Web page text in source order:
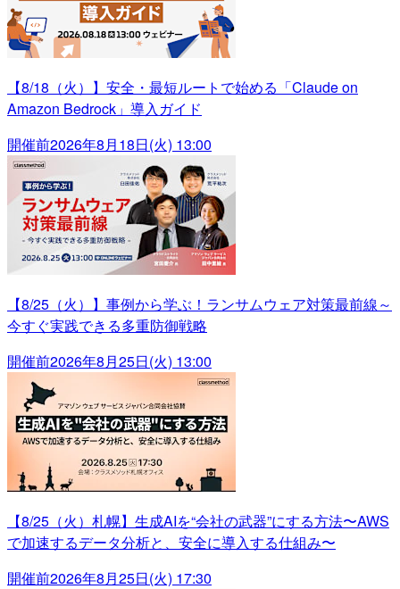
【8/18（火）】安全・最短ルートで始める「Claude on
Amazon Bedrock」導入ガイド
開催前2026年8月18日(火) 13:00
【8/25（火）】事例から学ぶ！ランサムウェア対策最前線～
今すぐ実践できる多重防御戦略
開催前2026年8月25日(火) 13:00
【8/25（火）札幌】生成AIを“会社の武器”にする方法〜AWS
で加速するデータ分析と、安全に導入する仕組み〜
開催前2026年8月25日(火) 17:30